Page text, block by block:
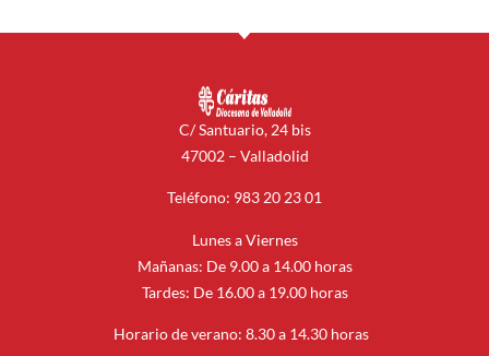
C/ Santuario, 24 bis
47002 – Valladolid
Teléfono: 983 20 23 01
Lunes a Viernes
Mañanas: De 9.00 a 14.00 horas
Tardes: De 16.00 a 19.00 horas
Horario de verano: 8.30 a 14.30 horas